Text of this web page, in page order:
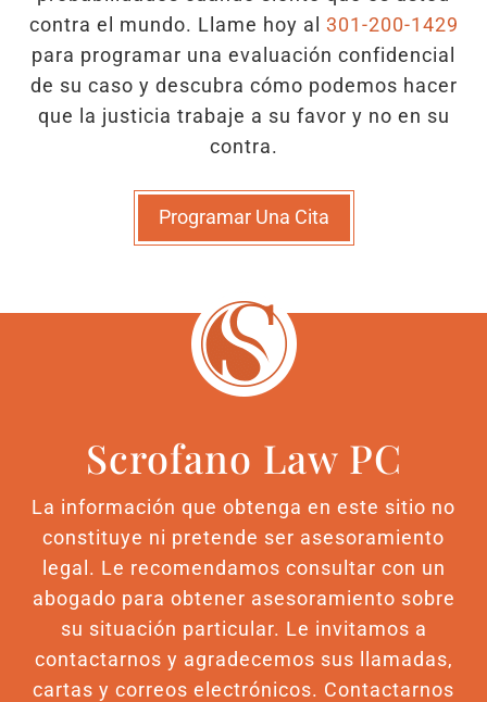
contra el mundo. Llame hoy al 301-200-1429
para programar una evaluación confidencial
de su caso y descubra cómo podemos hacer
que la justicia trabaje a su favor y no en su
contra.
Programar Una Cita
Scrofano Law PC
La información que obtenga en este sitio no
constituye ni pretende ser asesoramiento
legal. Le recomendamos consultar con un
abogado para obtener asesoramiento sobre
su situación particular. Le invitamos a
contactarnos y agradecemos sus llamadas,
cartas y correos electrónicos. Contactarnos